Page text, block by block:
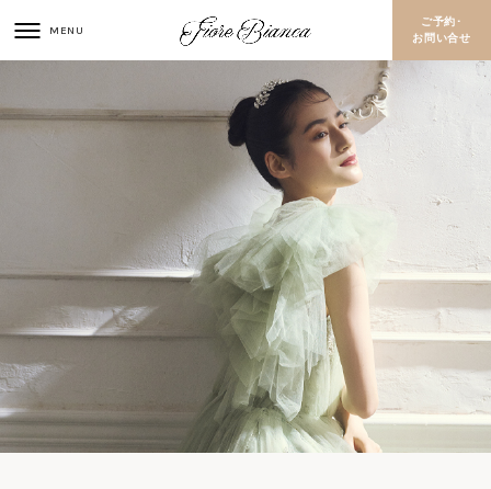
ご予約･
お問い合せ